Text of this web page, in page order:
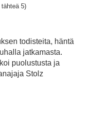
5)
todisteita, häntä
jatkamasta.
puolustusta ja
Stolz